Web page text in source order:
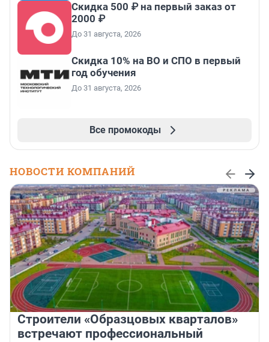
Скидка 500 ₽ на первый заказ от
2000 ₽
До 31 августа, 2026
Скидка 10% на ВО и СПО в первый
год обучения
До 31 августа, 2026
Все промокоды
НОВОСТИ КОМПАНИЙ
Строители «Образцовых кварталов»
встречают профессиональный